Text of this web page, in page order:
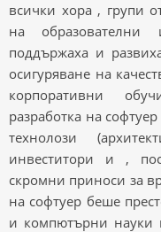
всички хора , групи
на образователни
поддържаха и
осигуряване на
корпоративни
разработка на
технолози
инвеститори и ,
скромни приноси за
на софтуер беше
и компютърни науки